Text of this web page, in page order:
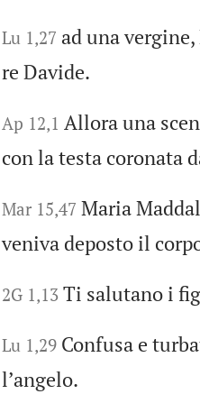
Lu 1,27 ad una
re Davide.
Ap 12,1 Allora una
con la testa coronata
Mar 15,47 Maria
veniva deposto il
2G 1,13 Ti salutano i
Lu 1,29 Confusa e
lʼangelo.